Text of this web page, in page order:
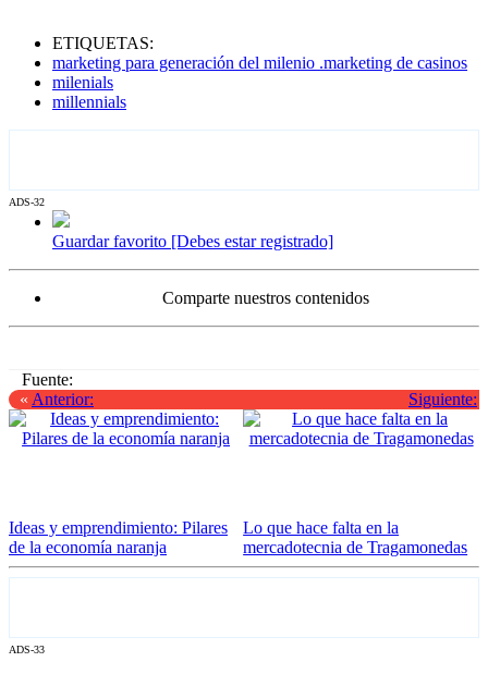
ETIQUETAS:
marketing para generación del milenio .marketing de casinos
milenials
millennials
ADS-32
Guardar favorito [Debes estar registrado]
Comparte nuestros contenidos
Fuente:
« Anterior:
Ideas y emprendimiento: Pilares
de la economía naranja
Siguiente:
Lo que hace falta en la
mercadotecnia de Tragamonedas
ADS-33